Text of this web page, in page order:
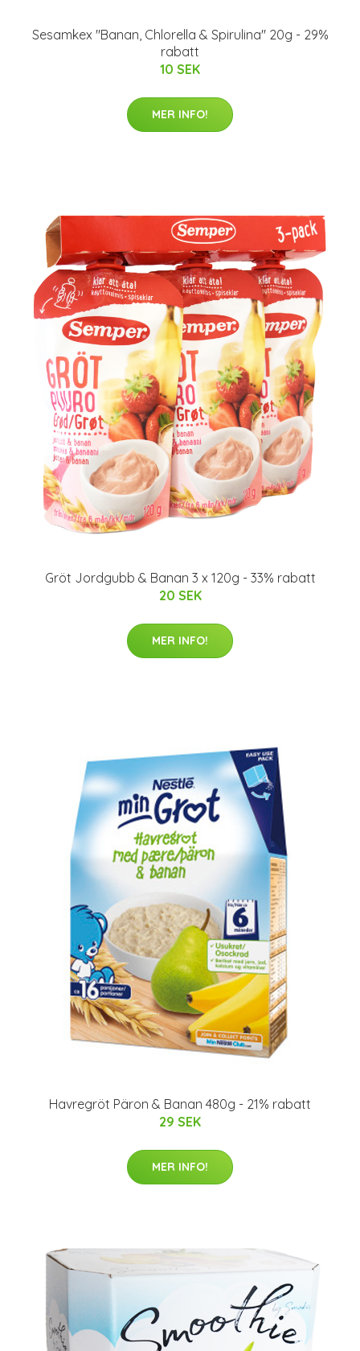
Sesamkex "Banan, Chlorella & Spirulina" 20g - 29%
rabatt
10 SEK
MER INFO!
Gröt Jordgubb & Banan 3 x 120g - 33% rabatt
20 SEK
MER INFO!
Havregröt Päron & Banan 480g - 21% rabatt
29 SEK
MER INFO!